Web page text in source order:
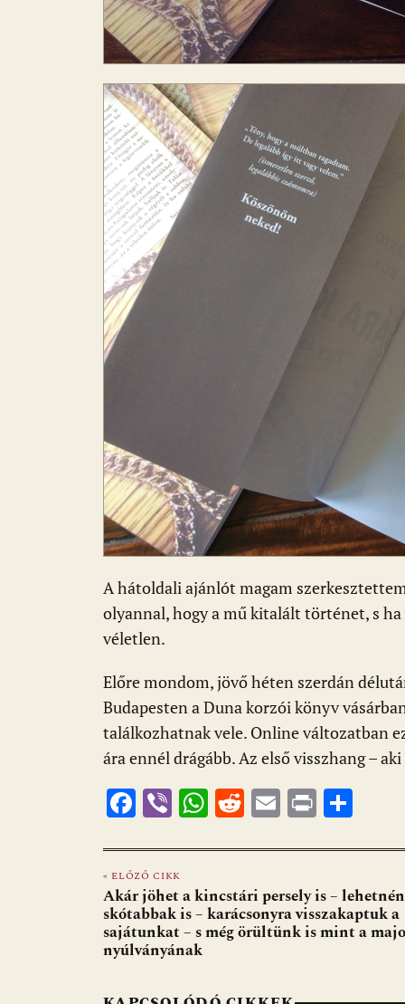
A hátoldali ajánlót magam
olyannal, hogy a mű kitalált történet, s
véletlen.
Előre mondom, jövő héten szerdán
Budapesten a Duna korzói könyv
találkozhatnak vele. Online változatban
ára ennél drágább. Az első visszhang –
F
e
b
o
o
Vi
er
W
at
s
A
p
R
d
di
t
E
ai
l
Pr
t za
m
e
g
« ELŐZŐ CIKK
Akár jöhet a kincstári persely is –
skótabbak is – karácsonyra visszakaptuk a
sajátunkat – s még örültünk is mint a
nyúlványának